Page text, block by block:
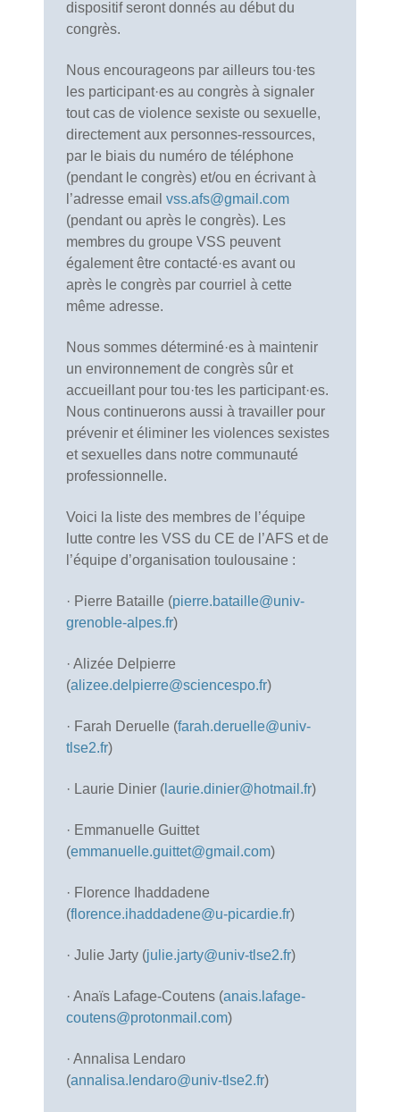
dispositif seront donnés au début du
congrès.
Nous encourageons par ailleurs tou·tes
les participant·es au congrès à signaler
tout cas de violence sexiste ou sexuelle,
directement aux personnes-ressources,
par le biais du numéro de téléphone
(pendant le congrès) et/ou en écrivant à
l’adresse email vss.afs@gmail.com
(pendant ou après le congrès). Les
membres du groupe VSS peuvent
également être contacté·es avant ou
après le congrès par courriel à cette
même adresse.
Nous sommes déterminé·es à maintenir
un environnement de congrès sûr et
accueillant pour tou·tes les participant·es.
Nous continuerons aussi à travailler pour
prévenir et éliminer les violences sexistes
et sexuelles dans notre communauté
professionnelle.
Voici la liste des membres de l’équipe
lutte contre les VSS du CE de l’AFS et de
l’équipe d’organisation toulousaine :
· Pierre Bataille (pierre.bataille@univ-
grenoble-alpes.fr)
· Alizée Delpierre
(alizee.delpierre@sciencespo.fr)
· Farah Deruelle (farah.deruelle@univ-
tlse2.fr)
· Laurie Dinier ( laurie.dinier@hotmail.fr)
· Emmanuelle Guittet
(emmanuelle.guittet@gmail.com)
· Florence Ihaddadene
(florence.ihaddadene@u-picardie.fr)
· Julie Jarty (julie.jarty@univ-tlse2.fr)
· Anaïs Lafage-Coutens (anais.lafage-
coutens@protonmail.com)
· Annalisa Lendaro
(annalisa.lendaro@univ-tlse2.fr)